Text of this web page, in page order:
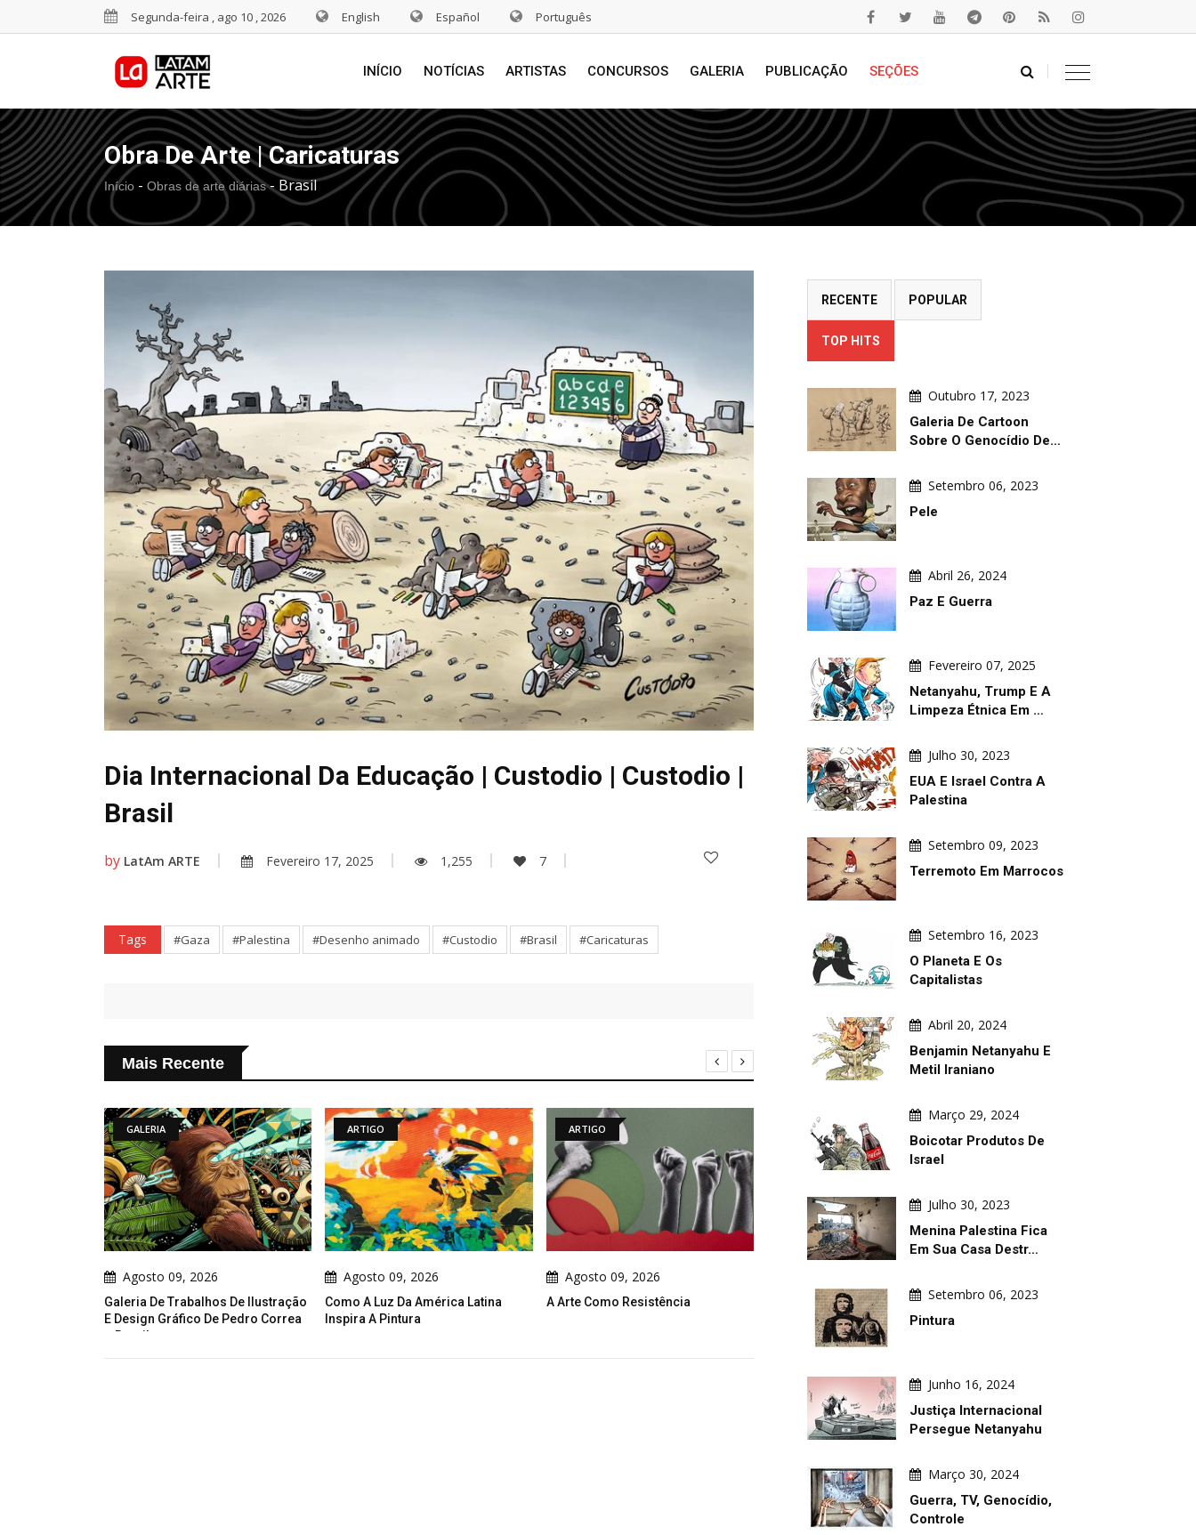
Segunda-feira , ago 10 , 2026 English Español Português
INÍCIO NOTÍCIAS ARTISTAS CONCURSOS GALERIA PUBLICAÇÃO SEÇÕES
Obra De Arte | Caricaturas
Início - Obras de arte diárias- Brasil
Dia Internacional Da Educação | Custodio | Custodio |
Brasil
by LatAm ARTE Fevereiro 17, 2025 1,255 7
Tags #Gaza #Palestina #Desenho animado #Custodio #Brasil #Caricaturas
Mais Recente
Trabalhos De Ilustração
Gráfico De Pedro Correa
ARTIGO
Agosto 09, 2026
Como A Luz Da América Latina
Inspira A Pintura
ARTIGO
Agosto 09, 2026
A Arte Como Resistência
Agosto 09, 2026
Galeria De Cartuns De Cartunistas
ARTE DIÁRIA
Bombardeio De Tendas De
Deslocados
RECENTE POPULAR
TOP HITS
Outubro 17, 2023
Galeria De Cartoon
Sobre O Genocídio De…
Setembro 06, 2023
Pele
Abril 26, 2024
Paz E Guerra
Fevereiro 07, 2025
Netanyahu, Trump E A
Limpeza Étnica Em …
Julho 30, 2023
EUA E Israel Contra A
Palestina
Setembro 09, 2023
Terremoto Em Marrocos
Setembro 16, 2023
O Planeta E Os
Capitalistas
Abril 20, 2024
Benjamin Netanyahu E
Metil Iraniano
Março 29, 2024
Boicotar Produtos De
Israel
Julho 30, 2023
Menina Palestina Fica
Em Sua Casa Destr…
Setembro 06, 2023
Pintura
Junho 16, 2024
Justiça Internacional
Persegue Netanyahu
Março 30, 2024
Guerra, TV, Genocídio,
Controle